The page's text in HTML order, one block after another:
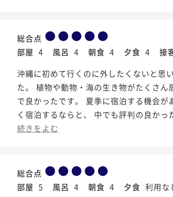
総合点
部屋 4 風呂 4 朝食 4 夕食 4 接
沖縄に初めて行くのに外したくないと思
た。 植物や動物・海の生き物がたくさ
で良かったです。 夏季に宿泊する機会
く宿泊するならと、 中でも評判の良か
続きをよむ
総合点
部屋 5 風呂 4 朝食 4 夕食 利用な